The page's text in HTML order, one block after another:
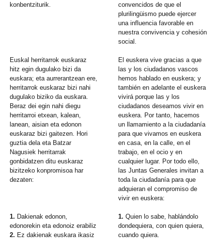
konbentziturik.
convencidos de que el
plurilingüismo puede ejercer
una influencia favorable en
nuestra convivencia y cohesión
social.
Euskal herritarrok euskaraz
hitz egin dugulako bizi da
euskara; eta aurrerantzean ere,
herritarrok euskaraz bizi nahi
dugulako biziko da euskara.
Beraz dei egin nahi diegu
herritarroi etxean, kalean,
lanean, aisian eta edonon
euskaraz bizi gaitezen. Hori
guztia dela eta Batzar
Nagusiek herritarrak
gonbidatzen ditu euskaraz
bizitzeko konpromisoa har
dezaten:
El euskera vive gracias a que
las y los ciudadanos vascos
hemos hablado en euskera; y
también en adelante el euskera
vivirá porque las y los
ciudadanos deseamos vivir en
euskera. Por tanto, hacemos
un llamamiento a la ciudadanía
para que vivamos en euskera
en casa, en la calle, en el
trabajo, en el ocio y en
cualquier lugar. Por todo ello,
las Juntas Generales invitan a
toda la ciudadanía para que
adquieran el compromiso de
vivir en euskera:
1. Dakienak edonon,
edonorekin eta edonoiz erabiliz
2. Ez dakienak euskara ikasiz
1. Quien lo sabe, hablándolo
dondequiera, con quien quiera,
cuando quiera.